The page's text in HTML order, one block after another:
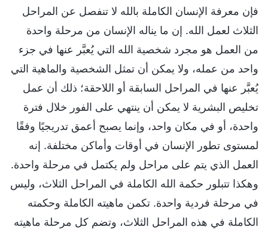
فإن معرفة الإنسان الكاملة بالله لا تنفصل عن المراحل
الثلاث لعمل الله. إن ما يناله الإنسان من مرحلة واحدة
من العمل هو مجرد شخصية الله التي يُعبَّر عنها في جزء
واحد من عمله، ولا يمكن أن تمثل الشخصية والماهية التي
يُعبَّر عنها في المراحل السابقة أو اللاحقة؛ ذلك أن عمل
تخليص البشرية لا يمكن أن ينتهي على الفور خلال فترة
واحدة، أو في مكان واحد، وإنما يصبح أعمق تدريجيًا وفقًا
لمستوى تطور الإنسان في أوقات وأماكن مختلفة. إنه
العمل الذي يتم على مراحل ولم يكتمل في مرحلة واحدة.
وهكذا تتبلور حكمة الله الكاملة في المراحل الثلاث، وليس
في مرحلة فردية واحدة. تكمن ماهيته الكاملة وحكمته
الكاملة في هذه المراحل الثلاث، وتضم كل مرحلة ماهيته